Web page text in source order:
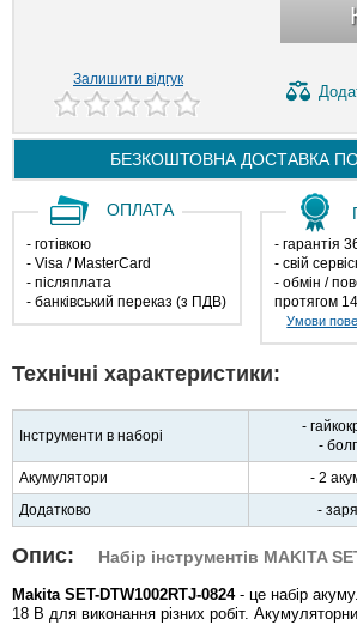
Залишити відгук
БЕЗКОШТОВНА ДОСТАВКА
ОПЛАТА
- готівкою
- Visa / MasterCard
- післяплата
- банківський переказ (з ПДВ)
- гарантія
- свій
- обмін /
протягом
Умови
Технічні характеристики:
Інструменти в наборі
-
-
Акумулятори
- 2
Додатково
-
Опис: Набір інструментів MAKITA
Makita SET-DTW1002RTJ-0824- це набір
18 В для виконання різних робіт.